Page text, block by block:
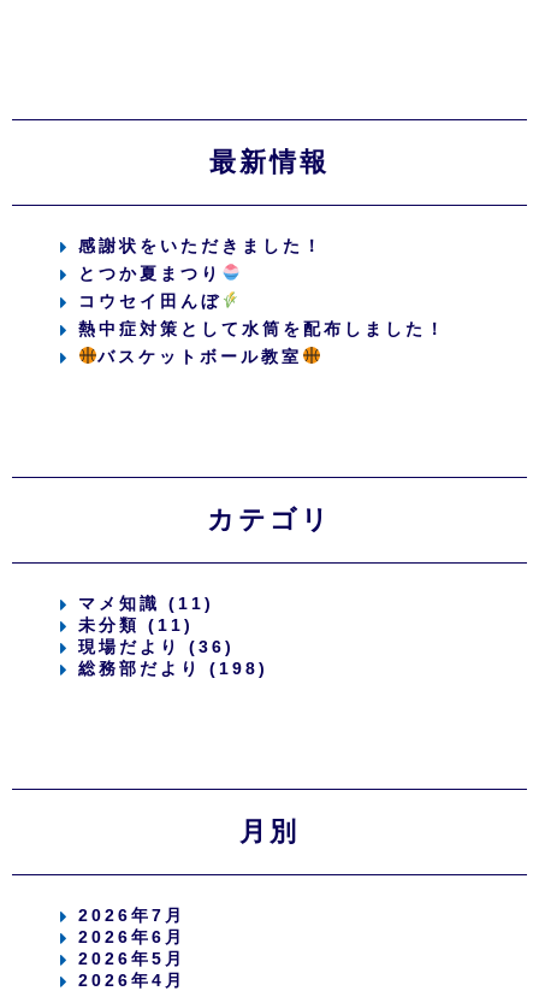
最新情報
感謝状をいただきました！
とつか夏まつり
コウセイ田んぼ
熱中症対策として水筒を配布しました！
バスケットボール教室
カテゴリ
マメ知識 (11)
未分類 (11)
現場だより (36)
総務部だより (198)
月別
2026年7月
2026年6月
2026年5月
2026年4月